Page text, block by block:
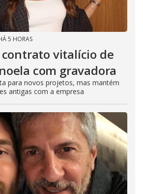
5 HORAS
contrato vitalício de
com gravadora
para novos projetos, mas mantém
antigas com a empresa